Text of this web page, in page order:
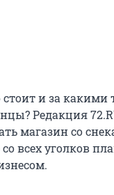
стоит и за
Редакция
магазин со
всех уголков